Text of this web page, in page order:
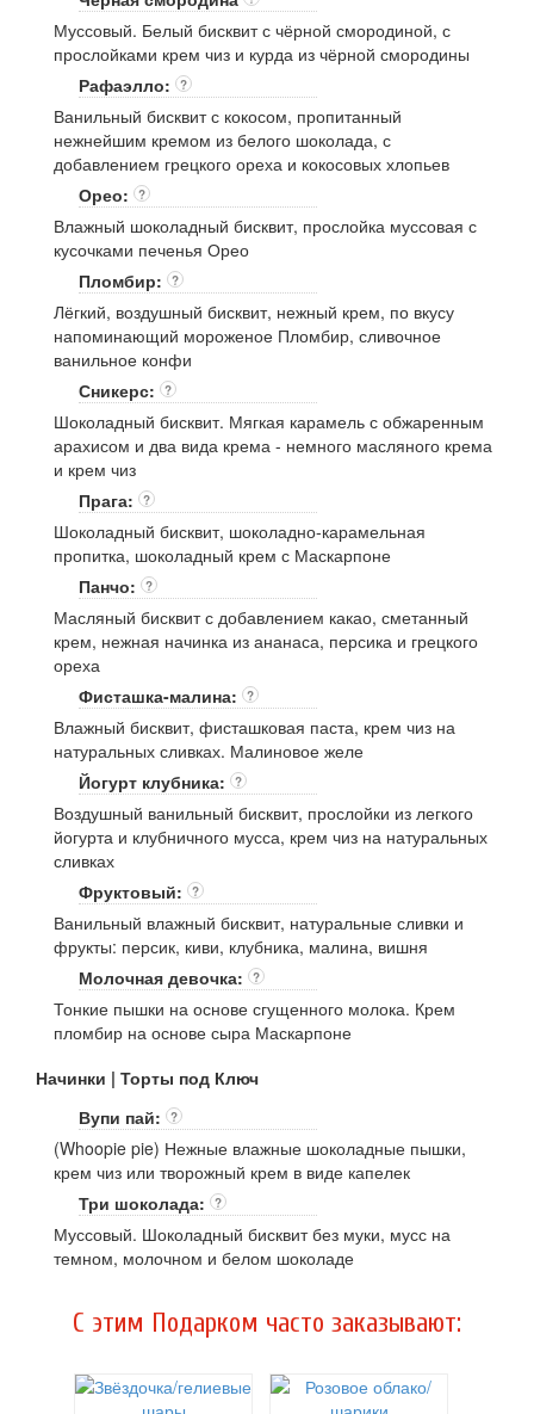
Муссовый. Белый бисквит с чёрной смородиной, с
прослойками крем чиз и курда из чёрной смородины
Рафаэлло:
?
Ванильный бисквит с кокосом, пропитанный
нежнейшим кремом из белого шоколада, с
добавлением грецкого ореха и кокосовых хлопьев
Орео:
?
Влажный шоколадный бисквит, прослойка муссовая с
кусочками печенья Орео
Пломбир:
?
Лёгкий, воздушный бисквит, нежный крем, по вкусу
напоминающий мороженое Пломбир, сливочное
ванильное конфи
Сникерс:
?
Шоколадный бисквит. Мягкая карамель с обжаренным
арахисом и два вида крема - немного масляного крема
и крем чиз
Прага:
?
Шоколадный бисквит, шоколадно-карамельная
пропитка, шоколадный крем с Маскарпоне
Панчо:
?
Масляный бисквит с добавлением какао, сметанный
крем, нежная начинка из ананаса, персика и грецкого
ореха
Фисташка-малина:
?
Влажный бисквит, фисташковая паста, крем чиз на
натуральных сливках. Малиновое желе
Йогурт клубника:
?
Воздушный ванильный бисквит, прослойки из легкого
йогурта и клубничного мусса, крем чиз на натуральных
сливках
Фруктовый:
?
Ванильный влажный бисквит, натуральные сливки и
фрукты: персик, киви, клубника, малина, вишня
Молочная девочка:
?
Тонкие пышки на основе сгущенного молока. Крем
пломбир на основе сыра Маскарпоне
Начинки | Торты под Ключ
Вупи пай:
?
(Whoopie pie) Нежные влажные шоколадные пышки,
крем чиз или творожный крем в виде капелек
Три шоколада:
?
Муссовый. Шоколадный бисквит без муки, мусс на
темном, молочном и белом шоколаде
C этим Подарком часто заказывают: